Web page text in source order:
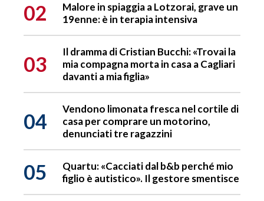
02
Malore in spiaggia a Lotzorai, grave un
19enne: è in terapia intensiva
03
Il dramma di Cristian Bucchi: «Trovai la
mia compagna morta in casa a Cagliari
davanti a mia figlia»
04
Vendono limonata fresca nel cortile di
casa per comprare un motorino,
denunciati tre ragazzini
05
Quartu: «Cacciati dal b&b perché mio
figlio è autistico». Il gestore smentisce